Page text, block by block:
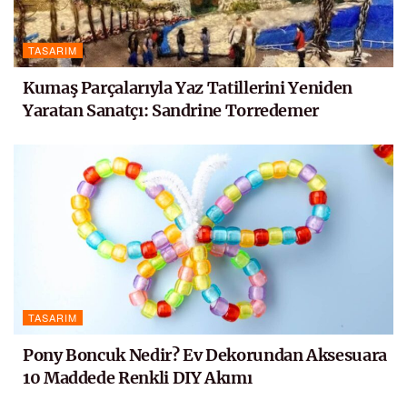
TASARIM
Kumaş Parçalarıyla Yaz Tatillerini Yeniden
Yaratan Sanatçı: Sandrine Torredemer
TASARIM
Pony Boncuk Nedir? Ev Dekorundan Aksesuara
10 Maddede Renkli DIY Akımı